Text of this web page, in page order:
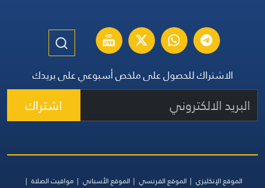
الاشتراك للحصول على ملخص أسبوعي على بريدك
اشتراك
الموقع الإنكليزي الموقع الفرنسي الموقع الأسباني مواقيت الصلاة